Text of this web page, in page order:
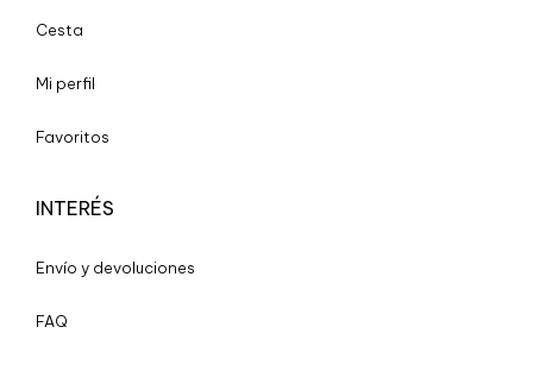
Cesta
Mi perfil
Favoritos
INTERÉS
Envío y devoluciones
FAQ